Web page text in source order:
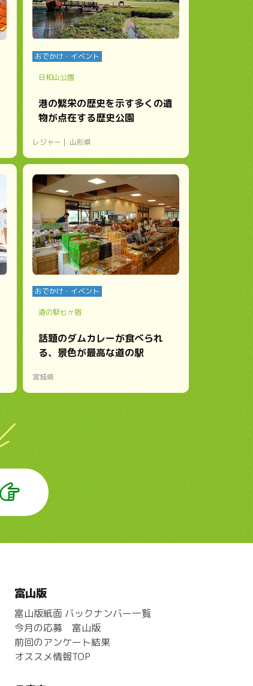
おでかけ・イベント
日和山公園
港の繁栄の歴史を示す多くの遺
物が点在する歴史公園
レジャー 山形県
おでかけ・イベント
道の駅七ヶ宿
話題のダムカレーが食べられ
る、景色が最高な道の駅
宮城県
富山版
富山版紙面 バックナンバー一覧
今月の応募 富山版
前回のアンケート結果
オススメ情報TOP